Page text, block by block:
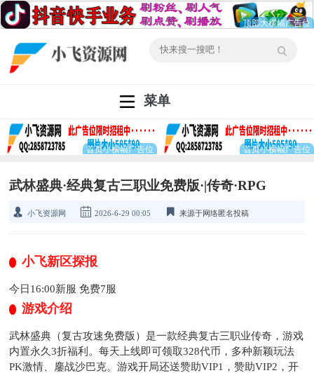
菜单
武林盛典·经典复古三职业免费版·|传奇·RPG
小飞资源网 2026-6-29 00:05 来源于网络匿名投稿
小飞新区探报
今日16:00新服 免费7服
游戏介绍
武林盛典（复古攻速免费版）是一款经典复古三职业传奇，游戏
内置永久3折福利。每天上线即可领取328代币，多种新颖玩法
PK激情、鏖战沙巴克。游戏开局还送赞助VIP1，赞助VIP2，开